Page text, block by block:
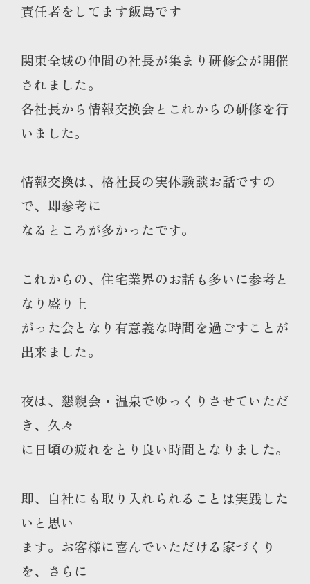
責任者をしてます飯島です
関東全域の仲間の社長が集まり研修会が開催
されました。
各社長から情報交換会とこれからの研修を行
いました。
情報交換は、格社長の実体験談お話ですの
で、即参考に
なるところが多かったです。
これからの、住宅業界のお話も多いに参考と
なり盛り上
がった会となり有意義な時間を過ごすことが
出来ました。
夜は、懇親会・温泉でゆっくりさせていただ
き、久々
に日頃の疲れをとり良い時間となりました。
即、自社にも取り入れられることは実践した
いと思い
ます。お客様に喜んでいただける家づくり
を、さらに